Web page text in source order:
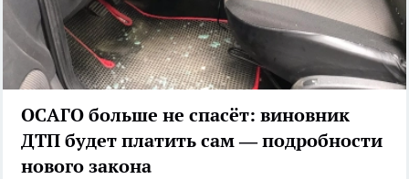
ОСАГО больше не спасёт: виновник
ДТП будет платить сам — подробности
нового закона